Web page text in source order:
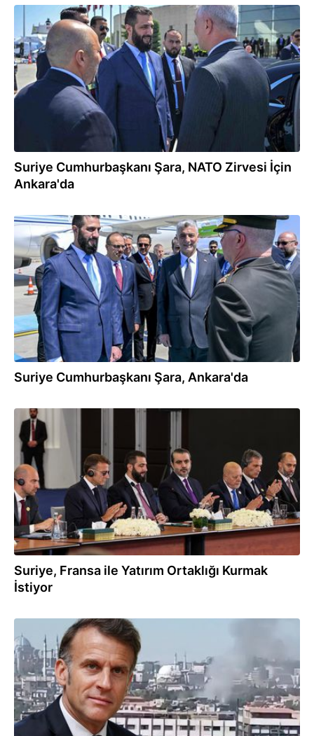
08.07.2026
Suriye Cumhurbaşkanı Şara, NATO Zirvesi İçin
Ankara'da
08.07.2026
Suriye Cumhurbaşkanı Şara, Ankara'da
07.07.2026
Suriye, Fransa ile Yatırım Ortaklığı Kurmak
İstiyor
07.07.2026